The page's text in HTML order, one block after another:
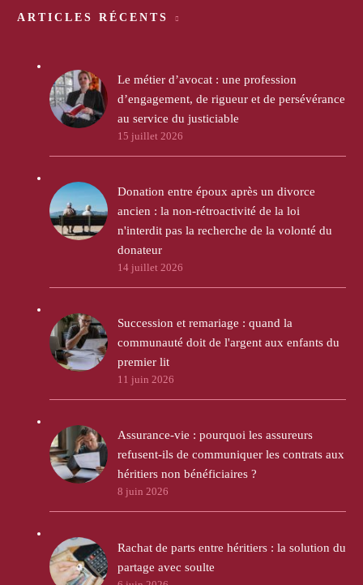
ARTICLES RÉCENTS
Le métier d’avocat : une profession
d’engagement, de rigueur et de persévérance
au service du justiciable
15 juillet 2026
Donation entre époux après un divorce
ancien : la non-rétroactivité de la loi
n'interdit pas la recherche de la volonté du
donateur
14 juillet 2026
Succession et remariage : quand la
communauté doit de l'argent aux enfants du
premier lit
11 juin 2026
Assurance-vie : pourquoi les assureurs
refusent-ils de communiquer les contrats aux
héritiers non bénéficiaires ?
8 juin 2026
Rachat de parts entre héritiers : la solution du
partage avec soulte